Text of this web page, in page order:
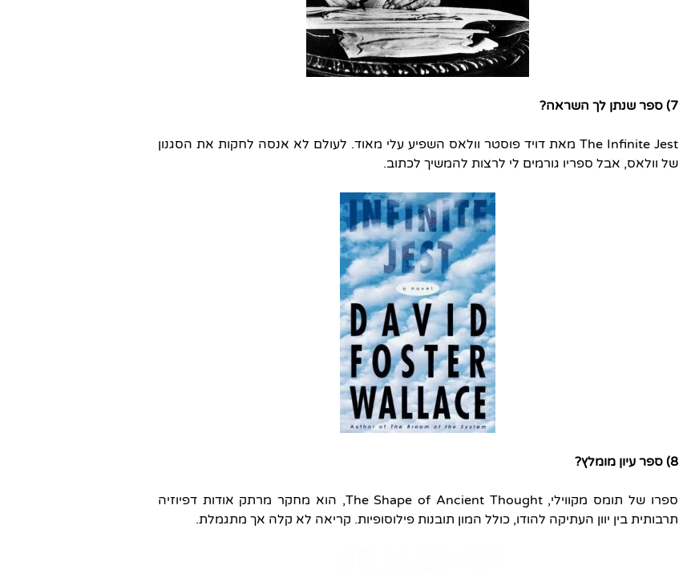
7) ספר שנתן לך השראה?
The Infinite Jest מאת דויד פוסטר וולאס השפיע עלי מאוד. לעולם לא אנסה לחקות את הסגנון
של וולאס, אבל ספריו גורמים לי לרצות להמשיך לכתוב.
8) ספר עיון מומלץ?
ספרו של תומס מקווילי, The Shape of Ancient Thought, הוא מחקר מרתק אודות דפיוזיה
תרבותית בין יוון העתיקה להודו, כולל המון תובנות פילוסופיות. קריאה לא קלה אך מתגמלת.